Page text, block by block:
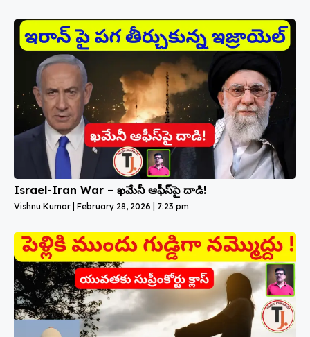
Israel-Iran War – ఖమేనీ ఆఫీస్‌పై దాడి!
Vishnu Kumar February 28, 2026 7:23 pm